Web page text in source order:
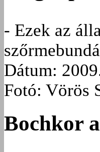
- Ezek az
Dátum:
Fotó: Vörös
Bochkor